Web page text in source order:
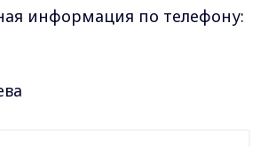
информация по телефону: